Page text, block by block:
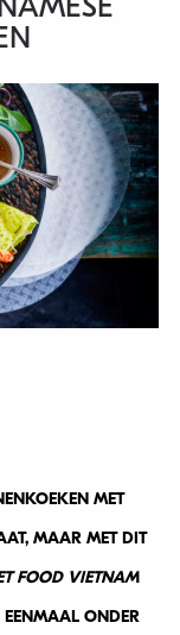
MET
MAAR MET DIT
FOOD VIETNAM
ONDER